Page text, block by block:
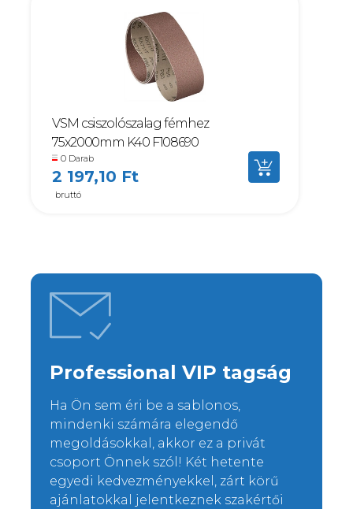
VSM csiszolószalag fémhez
75x2000mm K40 F108690
0 Darab
2 197,10 Ft
bruttó
Professional VIP tagság
Ha Ön sem éri be a sablonos,
mindenki számára elegendő
megoldásokkal, akkor ez a privát
csoport Önnek szól! Két hetente
egyedi kedvezményekkel, zárt körű
ajánlatokkal jelentkeznek szakértői